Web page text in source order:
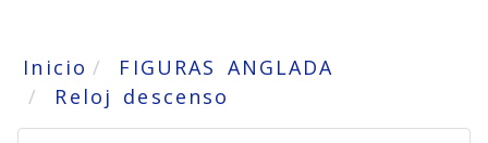
Inicio
FIGURAS ANGLADA
Reloj descenso